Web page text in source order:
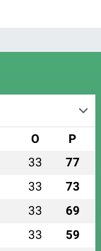
O P
33 77
33 73
33 69
33 59